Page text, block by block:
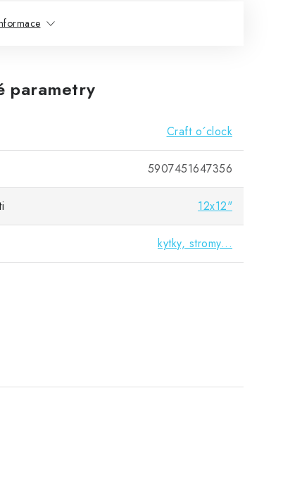
parametry
Craft o´clock
5907451647356
12x12"
kytky, stromy...